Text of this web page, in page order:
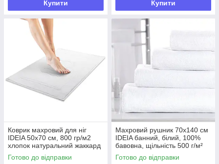
Купити Купити
Коврик махровий для ніг
IDEIA 50х70 см, 800 гр/м2
хлопок натуральний жаккард
з ножицями для готелів і
дому
Готово до відправки
Махровий рушник 70х140 см
IDEIA банний, білий, 100%
бавовна, щільність 500 г/м²
для готелю та дому
Готово до відправки